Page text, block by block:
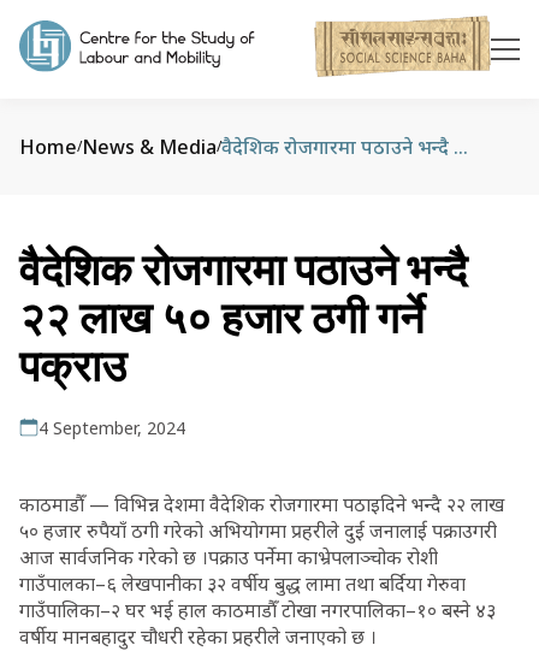
Home/News & Media/ वैदेशिक रोजगारमा पठाउने भन्दै २२ लाख ५० हजार ठगी गर्ने पक्राउ
वैदेशिक रोजगारमा पठाउने भन्दै
२२ लाख ५० हजार ठगी गर्ने
पक्राउ
4 September, 2024
काठमाडौँ — विभिन्न देशमा वैदेशिक रोजगारमा पठाइदिने भन्दै २२ लाख
५० हजार रुपैयाँ ठगी गरेको अभियोगमा प्रहरीले दुई जनालाई पक्राउगरी
आज सार्वजनिक गरेको छ ।पक्राउ पर्नेमा काभ्रेपलाञ्चोक रोशी
गाउँपालका–६ लेखपानीका ३२ वर्षीय बुद्ध लामा तथा बर्दिया गेरुवा
गाउँपालिका–२ घर भई हाल काठमाडौँ टोखा नगरपालिका–१० बस्ने ४३
वर्षीय मानबहादुर चौधरी रहेका प्रहरीले जनाएको छ ।